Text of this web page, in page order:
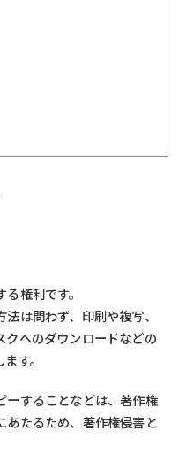
権利です。
は問わず、印刷や複写、
へのダウンロードなどの
す。
ーすることなどは、著作権
あたるため、著作権侵害と